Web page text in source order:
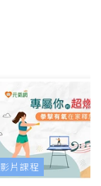
影片課程